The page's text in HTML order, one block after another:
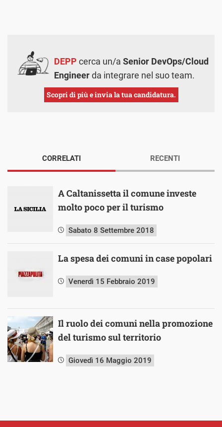
DEPP cerca un/a Senior DevOps/Cloud
Engineerda integrare nel suo team.
Scopri di più e invia la tua candidatura.
CORRELATI
A Caltanissetta il comune investe
molto poco per il turismo
Sabato 8 Settembre 2018
La spesa dei comuni in case popolari
Venerdì 15 Febbraio 2019
Il ruolo dei comuni nella promozione
del turismo sul territorio
Giovedì 16 Maggio 2019
RECENTI